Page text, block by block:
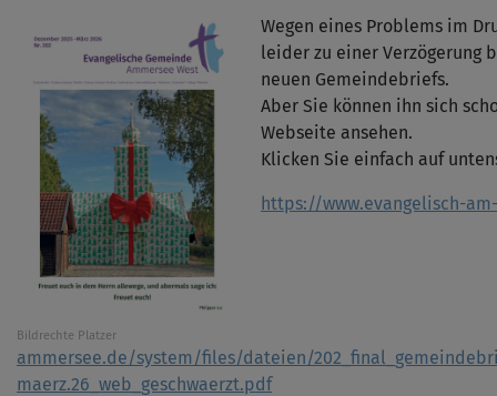
Bildrechte Platzer
Wegen eines Problems im
leider zu einer Verzögerung
neuen Gemeindebriefs.
Aber Sie können ihn sich
Webseite ansehen.
Klicken Sie einfach auf
https://www.evangelisch-am-
ammersee.de/system/files/dateien/
maerz.26_web_geschwaerzt.pdf